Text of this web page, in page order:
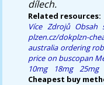
dílech.
Related resources:
Více Zdrojů Obsah
plzen.cz/dokplzn-
australia ordering
price on buscopan
10mg 18mg
Cheapest buy